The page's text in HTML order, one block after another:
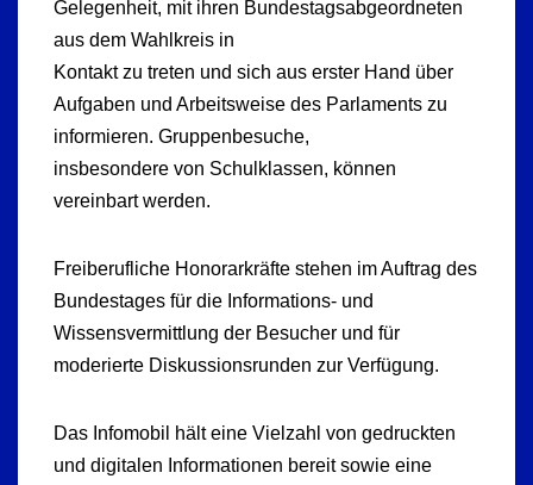
Gelegenheit, mit ihren Bundestagsabgeordneten
aus dem Wahlkreis in
Kontakt zu treten und sich aus erster Hand über
Aufgaben und Arbeitsweise des Parlaments zu
informieren. Gruppenbesuche,
insbesondere von Schulklassen, können
vereinbart werden.
Freiberufliche Honorarkräfte stehen im Auftrag des
Bundestages für die Informations- und
Wissensvermittlung der Besucher und für
moderierte Diskussionsrunden zur Verfügung.
Das Infomobil hält eine Vielzahl von gedruckten
und digitalen Informationen bereit sowie eine